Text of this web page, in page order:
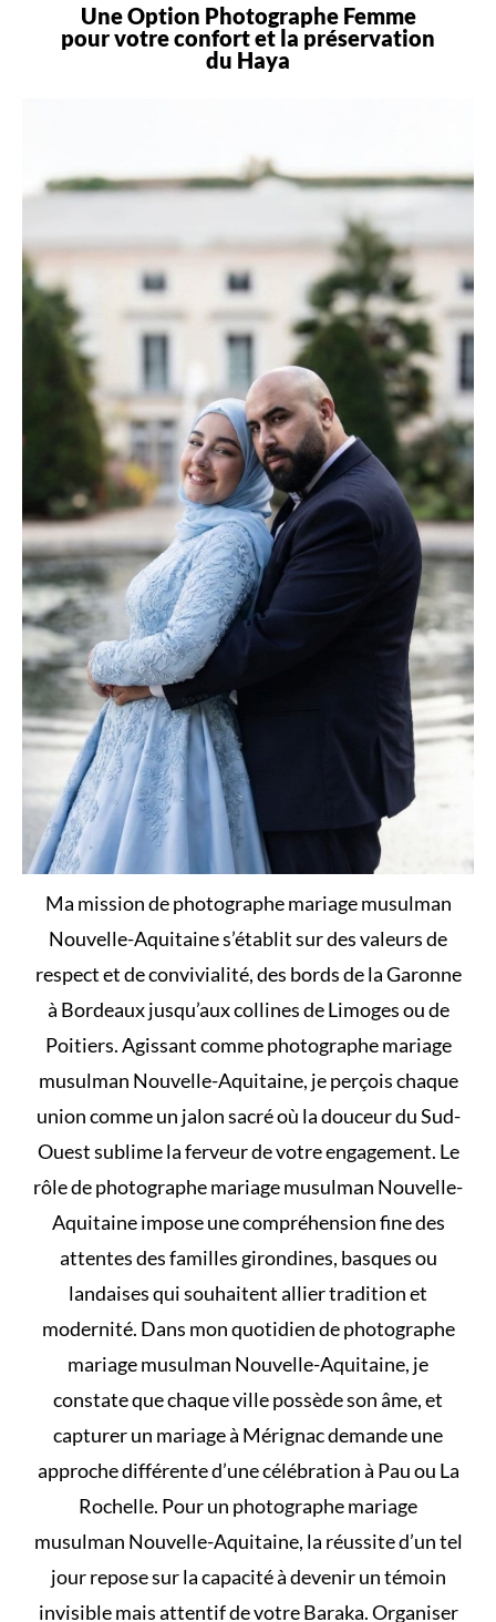
Une Option Photographe Femme
pour votreconfortet la préservation
du Haya
Ma mission de photographe mariage musulman
Nouvelle-Aquitaine s’établit sur des valeurs de
respect et de convivialité, des bords de la Garonne
à Bordeaux jusqu’aux collines de Limoges ou de
Poitiers. Agissant comme photographe mariage
musulman Nouvelle-Aquitaine, je perçois chaque
union comme un jalon sacré où la douceur du Sud-
Ouest sublime la ferveur de votre engagement. Le
rôle de photographe mariage musulman Nouvelle-
Aquitaine impose une compréhension fine des
attentes des familles girondines, basques ou
landaises qui souhaitent allier tradition et
modernité. Dans mon quotidien de photographe
mariage musulman Nouvelle-Aquitaine, je
constate que chaque ville possède son âme, et
capturer un mariage à Mérignac demande une
approche différente d’une célébration à Pau ou La
Rochelle. Pour un photographe mariage
musulman Nouvelle-Aquitaine, la réussite d’un tel
jour repose sur la capacité à devenir un témoin
invisible mais attentif de votre Baraka. Organiser